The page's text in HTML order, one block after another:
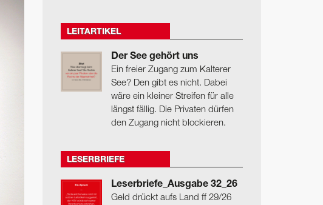
LEITARTIKEL
Der See gehört uns
Ein freier Zugang zum Kalterer
See? Den gibt es nicht. Dabei
wäre ein kleiner Streifen für alle
längst fällig. Die Privaten dürfen
den Zugang nicht blockieren.
LESERBRIEFE
Leserbriefe_Ausgabe 32_26
Geld drückt aufs Land ff 29/26